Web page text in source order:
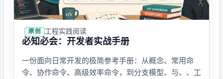
原创 工程实践· 阅读
Git 必知必会：开发者实战手册
一份面向日常开发的 Git 极简参考手册：从概念、常用命
令、协作命令、高级效率命令，到分支模型、merge 与 rebase、gh、工